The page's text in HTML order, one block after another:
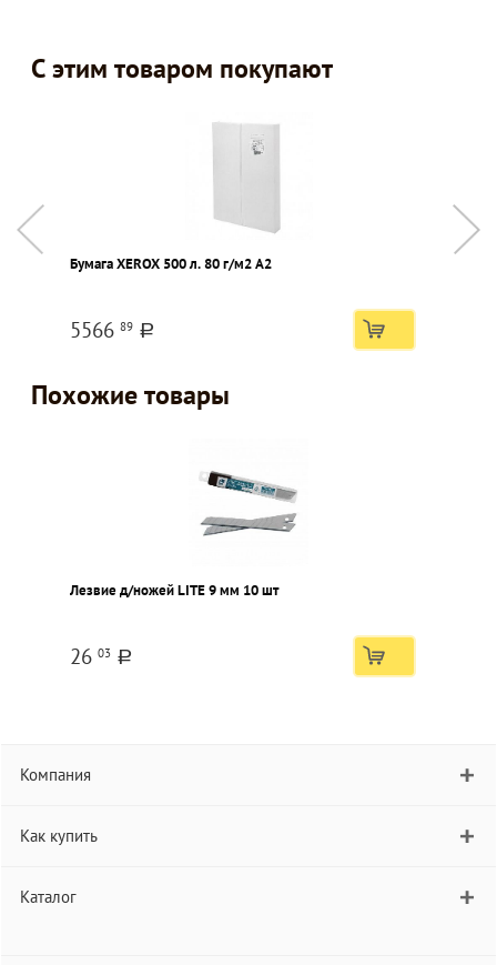
С этим товаром покупают
Бумага XEROX 500 л. 80 г/м2 А2
5566 89 a
Похожие товары
Лезвие д/ножей LITE 9 мм 10 шт
26 03 a
Компания
Как купить
Каталог